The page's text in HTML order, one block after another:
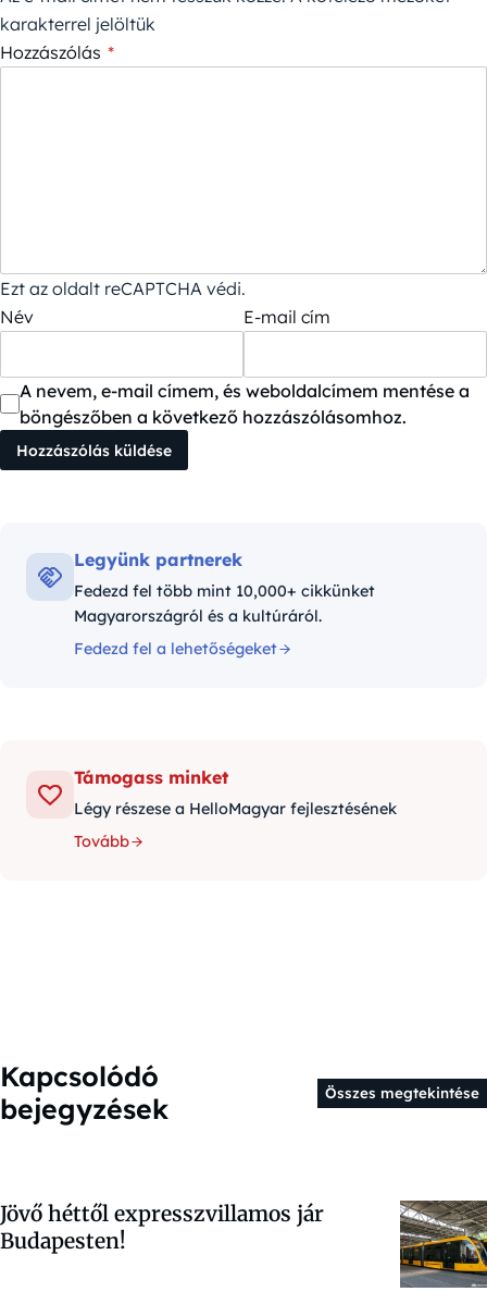
karakterrel jelöltük
Hozzászólás *
Ezt az oldalt reCAPTCHA védi.
Név
E-mail cím
A nevem, e-mail címem, és weboldalcímem mentése a
böngészőben a következő hozzászólásomhoz.
Legyünk partnerek
Fedezd fel több mint 10,000+ cikkünket
Magyarországról és a kultúráról.
Fedezd fel a lehetőségeket
Támogass minket
Légy részese a HelloMagyar fejlesztésének
Tovább
Kapcsolódó
bejegyzések
Összes megtekintése
Jövő héttől expresszvillamos jár
Budapesten!